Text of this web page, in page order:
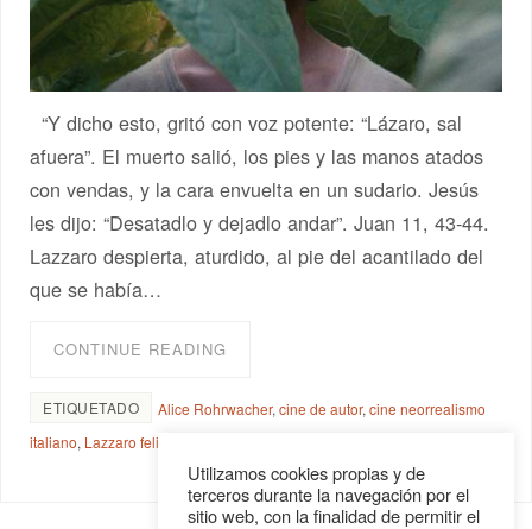
“Y dicho esto, gritó con voz potente: “Lázaro, sal
afuera”. El muerto salió, los pies y las manos atados
con vendas, y la cara envuelta en un sudario. Jesús
les dijo: “Desatadlo y dejadlo andar”. Juan 11, 43-44.
Lazzaro despierta, aturdido, al pie del acantilado del
que se había…
CONTINUE READING
ETIQUETADO Alice Rohrwacher,cine de autor,cine neorrealismo
italiano, Lazzaro felice
Utilizamos cookies propias y de
terceros durante la navegación por el
sitio web, con la finalidad de permitir el